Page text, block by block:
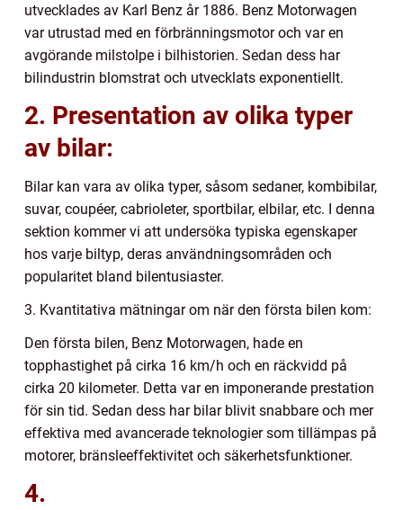
utvecklades av Karl Benz år 1886. Benz Motorwagen
var utrustad med en förbränningsmotor och var en
avgörande milstolpe i bilhistorien. Sedan dess har
bilindustrin blomstrat och utvecklats exponentiellt.
2. Presentation av olika typer
av bilar:
Bilar kan vara av olika typer, såsom sedaner, kombibilar,
suvar, coupéer, cabrioleter, sportbilar, elbilar, etc. I denna
sektion kommer vi att undersöka typiska egenskaper
hos varje biltyp, deras användningsområden och
popularitet bland bilentusiaster.
3. Kvantitativa mätningar om när den första bilen kom:
Den första bilen, Benz Motorwagen, hade en
topphastighet på cirka 16 km/h och en räckvidd på
cirka 20 kilometer. Detta var en imponerande prestation
för sin tid. Sedan dess har bilar blivit snabbare och mer
effektiva med avancerade teknologier som tillämpas på
motorer, bränsleeffektivitet och säkerhetsfunktioner.
4.